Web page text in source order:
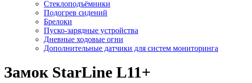
Стеклоподъёмники
Подогрев сидений
Брелоки
Пуско-зарядные устройства
Дневные ходовые огни
Дополнительные датчики для систем мониторинга
Замок StarLine L11+